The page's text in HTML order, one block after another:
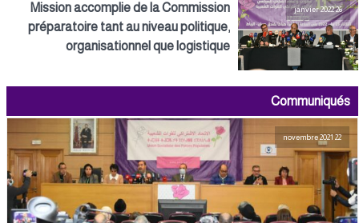
26 janvier 2022
Mission accomplie de la Commission
préparatoire tant au niveau politique,
organisationnel que logistique
Communiqués
22 novembre 2021